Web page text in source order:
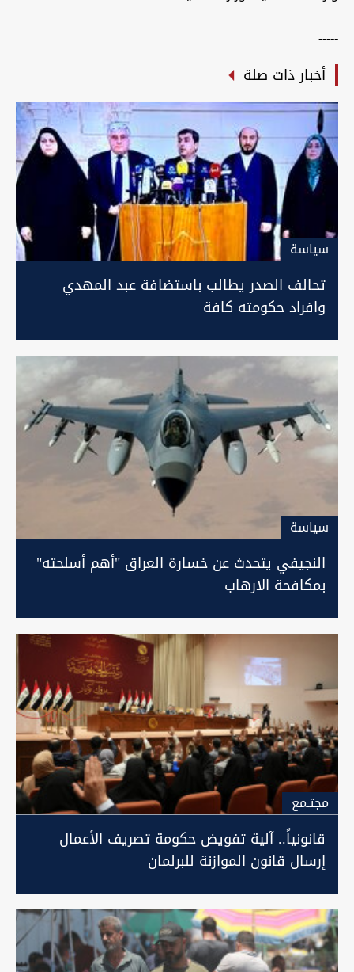
-----
أخبار ذات صلة
سیاسة
تحالف الصدر يطالب باستضافة عبد المهدي
وافراد حكومته كافة
سیاسة
النجيفي يتحدث عن خسارة العراق "أهم أسلحته"
بمكافحة الارهاب
مجتـمع
قانونياً.. آلية تفويض حكومة تصريف الأعمال
إرسال قانون الموازنة للبرلمان